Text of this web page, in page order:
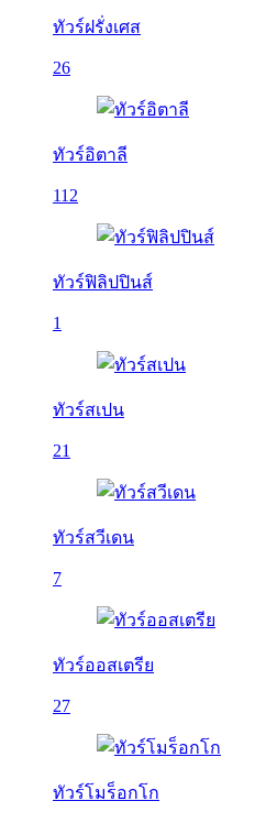
ทัวร์ฝรั่งเศส
26
ทัวร์อิตาลี
112
ทัวร์ฟิลิปปินส์
1
ทัวร์สเปน
21
ทัวร์สวีเดน
7
ทัวร์ออสเตรีย
27
ทัวร์โมร็อกโก